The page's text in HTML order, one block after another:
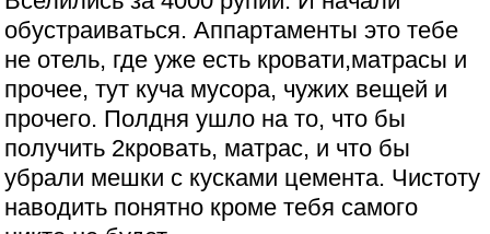
обустраиваться. Аппартаменты это тебе
не отель, где уже есть кровати,матрасы и
прочее, тут куча мусора, чужих вещей и
прочего. Полдня ушло на то, что бы
получить 2кровать, матрас, и что бы
убрали мешки с кусками цемента. Чистоту
наводить понятно кроме тебя самого